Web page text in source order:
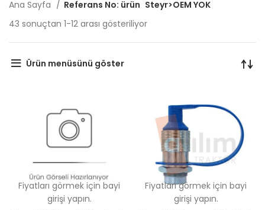
Ana Sayfa Referans No: ürün Steyr>OEM YOK
43 sonuçtan 1-12 arası gösteriliyorPopülerliğe
Ürün menüsünü göster
Fiyatları görmek için bayi
girişi yapın.
Fiyatları görmek için bayi
girişi yapın.